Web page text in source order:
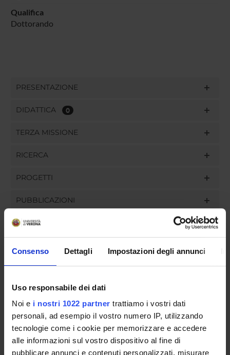
Consenso Dettagli Impostazioni degli annunci
Uso responsabile dei dati
Noi e i nostri 1022 partner trattiamo i vostri dati
personali, ad esempio il vostro numero IP, utilizzando
tecnologie come i cookie per memorizzare e accedere
alle informazioni sul vostro dispositivo al fine di
pubblicare annunci e contenuti personalizzati, misurare
Qualifica
Dottorando
PRESENTAZIONE
DIDATTICA 0
TERZA MISSIONE
RICERCA
PROGETTI
PUBBLICAZIONI
INCARICHI
GOVERNANCE
COMMISSIONI
UFFICI E STRUTTURE DI SERVIZIO